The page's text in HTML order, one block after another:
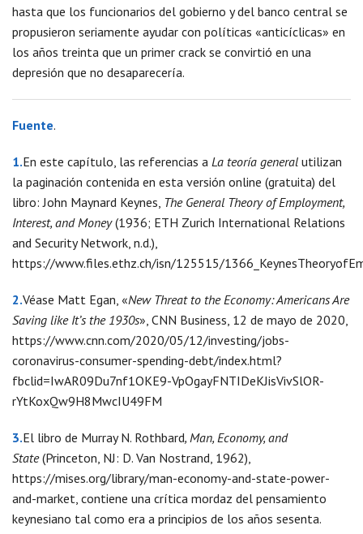
hasta que los funcionarios del gobierno y del banco central se
propusieron seriamente ayudar con políticas «anticíclicas» en
los años treinta que un primer crack se convirtió en una
depresión que no desaparecería.
Fuente.
1.En este capítulo, las referencias a La teoría general utilizan
la paginación contenida en esta versión online (gratuita) del
libro: John Maynard Keynes, The General Theory of Employment,
Interest, and Money(1936; ETH Zurich International Relations
and Security Network, n.d.),
https://www.files.ethz.ch/isn/125515/
2.Véase Matt Egan, «New Threat to the Economy: Americans Are
Saving like It’s the 1930s», CNN Business, 12 de mayo de 2020,
https://www.cnn.com/2020/05/12/investing/jobs-
coronavirus-consumer-spending-debt/index.html?
fbclid=IwAR09Du7nf1OKE9-VpOgayFNTIDeKJisVivSlOR-
rYtKoxQw9H8MwcIU49FM
3.El libro de Murray N. Rothbard, Man, Economy, and
State(Princeton, NJ: D. Van Nostrand, 1962),
https://mises.org/library/man-economy-and-state-power-
and-market, contiene una crítica mordaz del pensamiento
keynesiano tal como era a principios de los años sesenta.